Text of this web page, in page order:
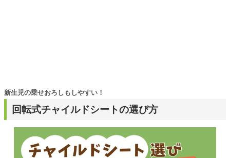
回転式チャイルドシートの選び方
新生児の乗せおろしもしやすい！